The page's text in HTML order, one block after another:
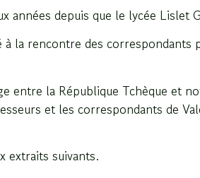
depuis que le lycée Lislet
la rencontre des
entre la République Tchèque et
et les correspondants de
extraits suivants.